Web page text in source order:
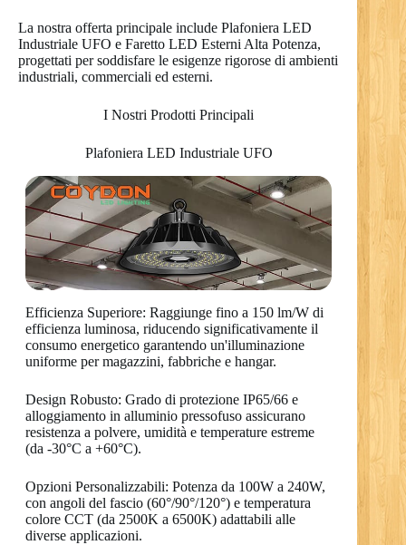
La nostra offerta principale include Plafoniera LED
Industriale UFO e Faretto LED Esterni Alta Potenza,
progettati per soddisfare le esigenze rigorose di ambienti
industriali, commerciali ed esterni.
I Nostri Prodotti Principali
Plafoniera LED Industriale UFO
Efficienza Superiore: Raggiunge fino a 150 lm/W di
efficienza luminosa, riducendo significativamente il
consumo energetico garantendo un'illuminazione
uniforme per magazzini, fabbriche e hangar.
Design Robusto: Grado di protezione IP65/66 e
alloggiamento in alluminio pressofuso assicurano
resistenza a polvere, umidità e temperature estreme
(da -30°C a +60°C).
Opzioni Personalizzabili: Potenza da 100W a 240W,
con angoli del fascio (60°/90°/120°) e temperatura
colore CCT (da 2500K a 6500K) adattabili alle
diverse applicazioni.